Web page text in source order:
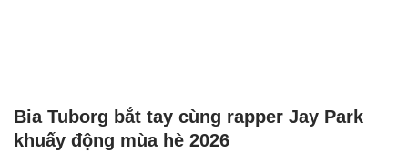
Bia Tuborg bắt tay cùng rapper Jay Park
khuấy động mùa hè 2026